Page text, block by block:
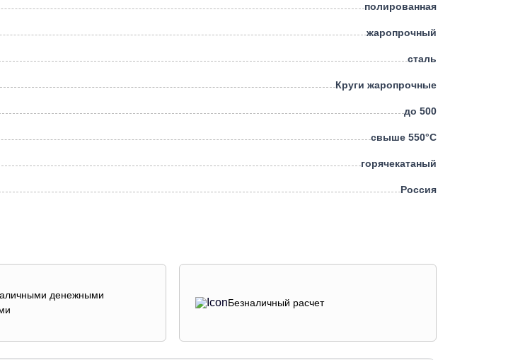
полированная
жаропрочный
сталь
Круги жаропрочные
до 500
свыше 550°С
горячекатаный
Россия
денежными
Безналичный расчет